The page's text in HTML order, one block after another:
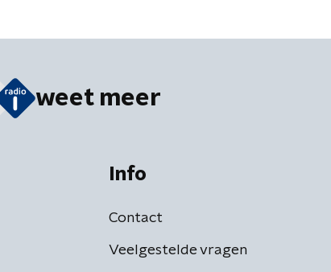
weet meer
Info
Contact
Veelgestelde vragen